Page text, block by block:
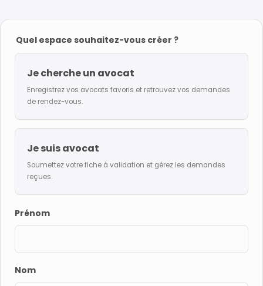
Quel espace souhaitez-vous créer ?
Je cherche un avocat
Enregistrez vos avocats favoris et retrouvez vos demandes
de rendez-vous.
Je suis avocat
Soumettez votre fiche à validation et gérez les demandes
reçues.
Prénom
Nom